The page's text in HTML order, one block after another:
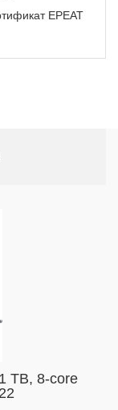
EPEAT
TB, 8-core